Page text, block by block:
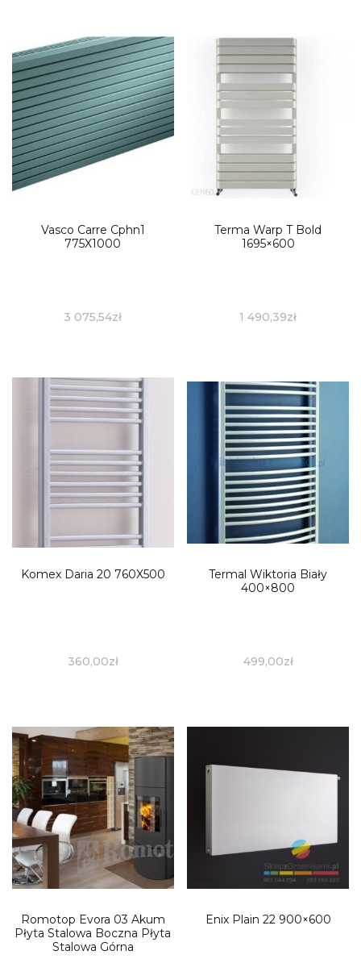
Vasco Carre Cphn1
775X1000
3 075,54zł
Terma Warp T Bold
1695×600
1 490,39zł
Komex Daria 20 760X500
360,00zł
Termal Wiktoria Biały
400×800
499,00zł
Romotop Evora 03 Akum
Płyta Stalowa Boczna Płyta
Stalowa Górna
Enix Plain 22 900×600